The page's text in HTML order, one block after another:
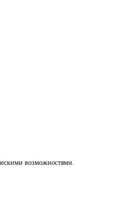
возможностями.